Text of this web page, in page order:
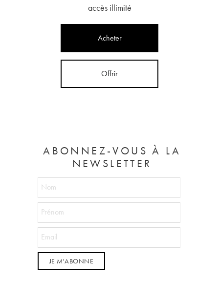
accès illimité
Acheter
Offrir
ABONNEZ-VOUS À LA
NEWSLETTER